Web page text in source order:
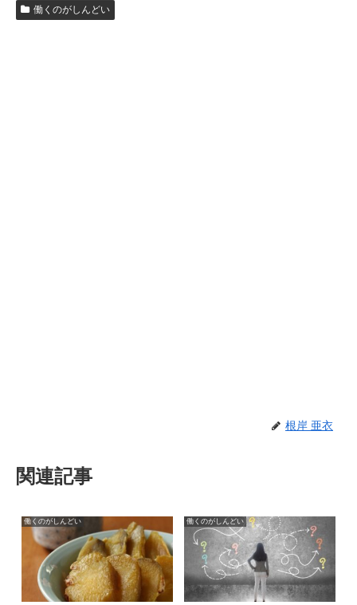
働くのがしんどい
根岸 亜衣
関連記事
働くのがしんどい 働くのがしんどい